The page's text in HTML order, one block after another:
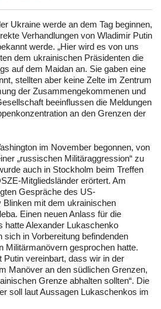
Ukraine werde an dem Tag beginnen,
Verhandlungen von Wladimir Putin
werde. „Hier wird es von uns
dem ukrainischen Präsidenten die
auf dem Maidan an. Sie gaben eine
stellten aber keine Zelte im Zentrum
der Zusammengekommenen und
beeinflussen die Meldungen
an den Grenzen der
im November begonnen, von
„russischen Militäraggression“ zu
auch in Stockholm beim Treffen
Mitgliedsländer erörtert. Am
Gespräche des US-
mit dem ukrainischen
Einen neuen Anlass für die
hatte Alexander Lukaschenko
sich in Vorbereitung befindenden
Militärmanövern gesprochen hatte.
Putin vereinbart, dass wir in der
Manöver an den südlichen Grenzen,
Grenze abhalten sollten“. Die
soll laut Aussagen Lukaschenkos im